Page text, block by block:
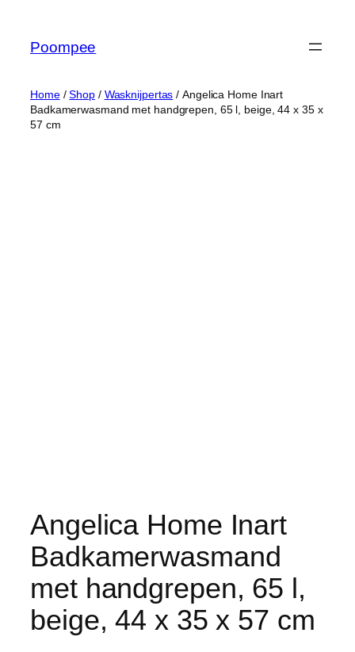
Poompee
Home/Shop/ Wasknijpertas / Angelica Home Inart
Badkamerwasmand met handgrepen, 65 l, beige, 44 x 35 x
57 cm
Angelica Home Inart
Badkamerwasmand
met handgrepen, 65 l,
beige, 44 x 35 x 57 cm